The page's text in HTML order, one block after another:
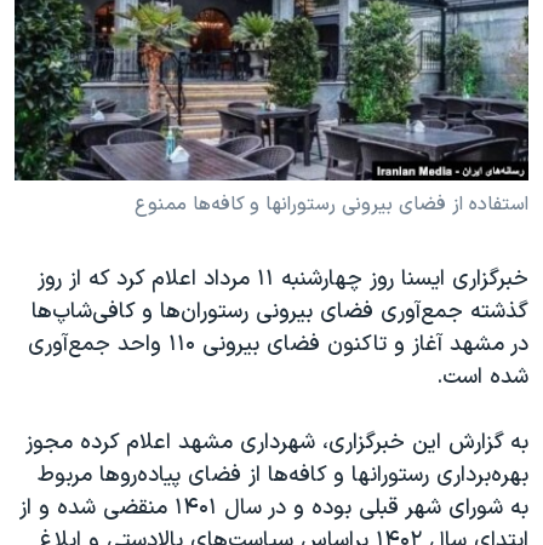
فرهنگ و زندگی
حقوق شهروندی
اقتصادی
علم و فناوری
اسرائیل در جنگ
آرشیو پخش زنده
مستندها
انتخابات ریاست جمهوری آمریکا ۲۰۲۴
حمله جمهوری اسلامی به اسرائیل
رمز مهسا
ورزش زنان در ایران
مجموعه مستندهای دادخواهی
تریبونال مردمی آبان ۹۸
دادگاه حمید نوری
قانون شفافیت دارائی کادر رهبری ایران
اعتراضات مردمی آبان ۹۸
دنبال کنید
زبانهای مختلف
استفاده از فضای بیرونی رستورانها و کافه‌ها ممنوع
خبرگزاری ایسنا روز چهارشنبه ۱۱ مرداد اعلام کرد که از روز
گذشته جمع‌آوری فضای بیرونی رستوران‌ها و کافی‌شاپ‌ها
در مشهد آغاز و تاکنون فضای بیرونی ۱۱۰ واحد جمع‌آوری
شده است.
به گزارش این خبرگزاری، شهرداری مشهد اعلام کرده مجوز
بهره‌برداری رستورانها و کافه‌ها از فضای پیاده‌روها مربوط
به شورای شهر قبلی بوده و در سال ۱۴۰۱ منقضی شده و از